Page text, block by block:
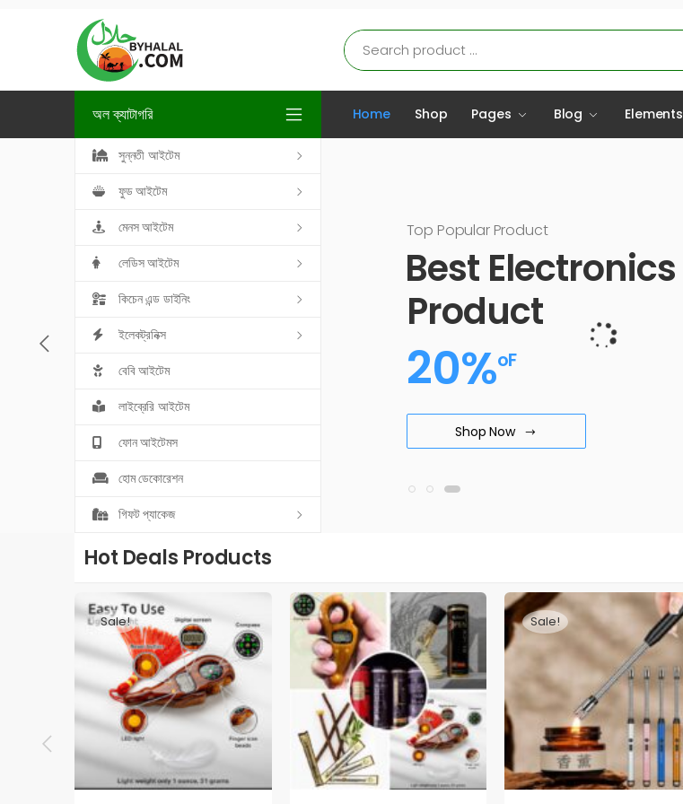
অল ক্যাটাগরি
সুন্নতী আইটেম
ফুড আইটেম
মেনস আইটেম
লেডিস আইটেম
কিচেন এন্ড ডাইনিং
ইলেকট্রনিক্স
বেবি আইটেম
লাইব্রেরি আইটেম
ফোন আইটেমস
হোম ডেকোরেশন
গিফট প্যাকেজ
Home Shop Pages Blog Elements
Best Halal Perfume
Halal Perfume
Perfume
10%oF
Shop Now
Hot Deals Products
Sale! Sale!